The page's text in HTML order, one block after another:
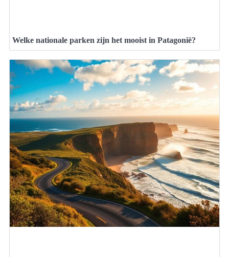
Welke nationale parken zijn het mooist in Patagonië?